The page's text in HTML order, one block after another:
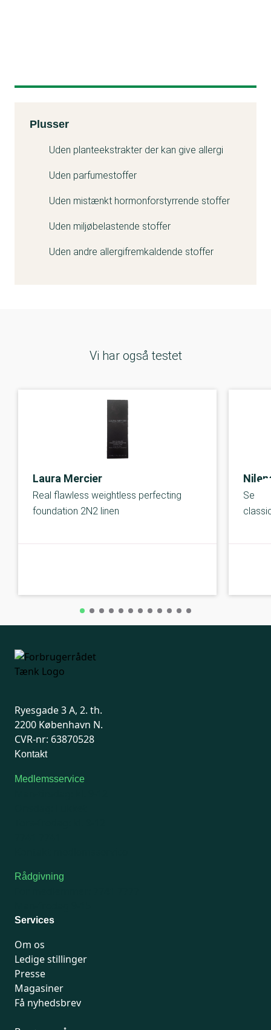
Kemitest
Plusser
Uden planteekstrakter der kan give allergi
Uden parfumestoffer
Uden mistænkt hormonforstyrrende stoffer
Uden miljøbelastende stoffer
Uden andre allergifremkaldende stoffer
Vi har også testet
Laura Mercier
Real flawless weightless perfecting
foundation 2N2 linen
Ryesgade 3 A, 2. th.
2200 København N.
CVR-nr: 63870528
Kontakt
Medlemsservice
Rådgivning
Services
Om os
Ledige stillinger
Presse
Magasiner
Få nyhedsbrev